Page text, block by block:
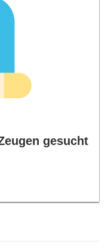
gesucht